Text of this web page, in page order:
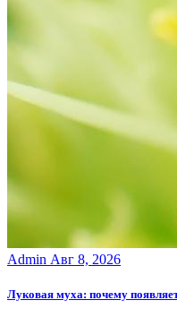
Admin Авг 8, 2026
Луковая муха: почему